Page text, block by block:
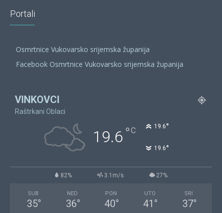
Portali
Osmrtnice Vukovarsko srijemska županija
Facebook Osmrtnice Vukovarsko srijemska županija
VINKOVCI
Raštrkani Oblaci
19.6 °C 19.6°
19.6°
82% 3.1m/s 27%
SUB
35°
NED
36°
PON
40°
UTO
41 °
SRI
37°